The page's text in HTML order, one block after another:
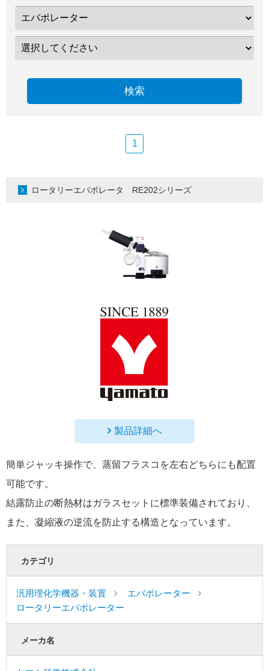
検索
1
ロータリーエバポレータ RE202シリーズ
製品詳細へ
簡単ジャッキ操作で、蒸留フラスコを左右どちらにも配置
可能です。
結露防止の断熱材はガラスセットに標準装備されており、
また、凝縮液の逆流を防止する構造となっています。
カテゴリ
汎用理化学機器・装置
エバポレーター
ロータリーエバポレーター
メーカ名